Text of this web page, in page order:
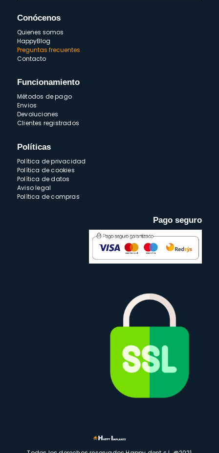
Conócenos
Quienes somos
HappyBlog
Preguntas frecuentes
Contacto
Funcionamiento
Métodos de pago
Envios
Devoluciones
Clientes registrados
Políticas
Política de privacidad
Política de cookies
Política de datos
Aviso legal
Política de compras
Pago seguro